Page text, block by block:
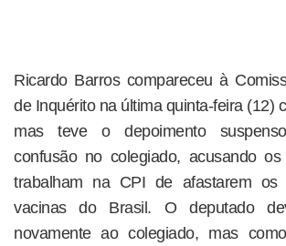
Ricardo Barros compareceu à
de Inquérito na última quinta-feira (12)
mas teve o depoimento
confusão no colegiado, acusando
trabalham na CPI de afastarem os
vacinas do Brasil. O deputado
novamente ao colegiado, mas